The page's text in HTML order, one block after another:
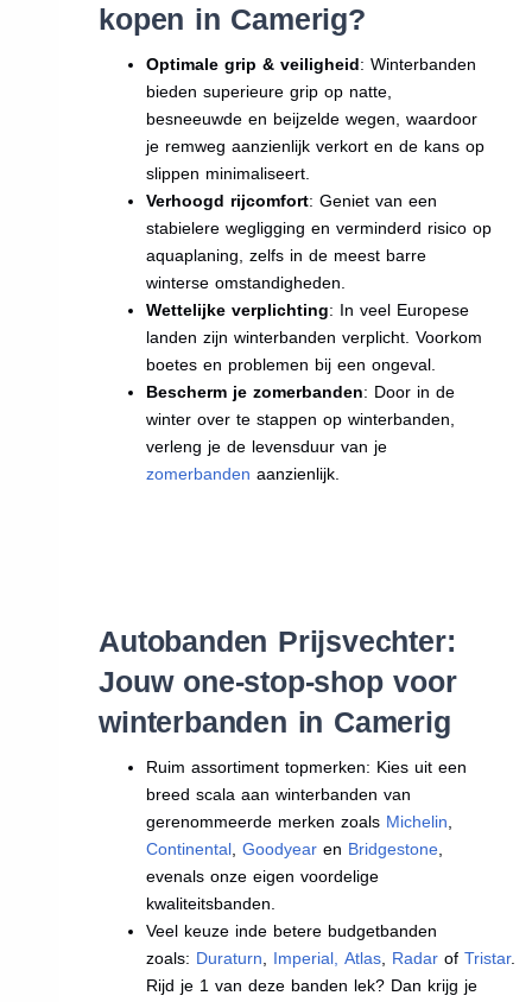
kopen in Camerig?
Optimale grip & veiligheid: Winterbanden
bieden superieure grip op natte,
besneeuwde en beijzelde wegen, waardoor
je remweg aanzienlijk verkort en de kans op
slippen minimaliseert.
Verhoogd rijcomfort: Geniet van een
stabielere wegligging en verminderd risico op
aquaplaning, zelfs in de meest barre
winterse omstandigheden.
Wettelijke verplichting: In veel Europese
landen zijn winterbanden verplicht. Voorkom
boetes en problemen bij een ongeval.
Bescherm je zomerbanden: Door in de
winter over te stappen op winterbanden,
verleng je de levensduur van je
zomerbanden aanzienlijk.
Autobanden Prijsvechter:
Jouw one-stop-shop voor
winterbanden in Camerig
Ruim assortiment topmerken: Kies uit een
breed scala aan winterbanden van
gerenommeerde merken zoals Michelin
Continental ,Goodyear en Bridgestone
evenals onze eigen voordelige
kwaliteitsbanden.
Veel keuze inde betere budgetbanden
zoals: Duraturn Imperial Atlas Radar ofTristar.
Rijd je 1 van deze banden lek? Dan krijg je